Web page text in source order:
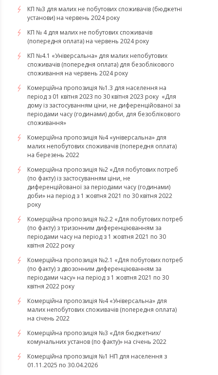
КП №3 для малих не побутових споживачів (бюджетні
установи) на червень 2024 року
КП № 4 для малих не побутових споживачів
(попередня оплата) на червень 2024 року
КП №4.1 «Універсальна» для малих непобутових
споживачів (попередня оплата) для безоблікового
споживання на червень 2024 року
​​​​​​​Комерційна пропозиція №1.3 для населення на
період з 01 квітня 2023 по 30 квітня 2023 року «Для
дому із застосуванням ціни, не диференційованої за
періодами часу (годинами) доби, для безоблікового
споживання»
​​​​​​​Комерційна пропозиція №4 «універсальна» для
малих непобутових споживачів (попередня оплата)
на березень 2022
Комерційна пропозиція №2 «Для побутових потреб
(по факту) із застосуванням ціни, не
диференційованої за періодами часу (годинами)
доби» на період з 1 жовтня 2021 по 30 квітня 2022
року
Комерційна пропозиція №2.2 «Для побутових потреб
(по факту) з тризонним диференціюванням за
періодами часу на період з 1 жовтня 2021 по 30
квітня 2022 року
Комерційна пропозиція №2.1 «Для побутових потреб
(по факту) з двозонним диференціюванням за
періодами часу» на період з 1 жовтня 2021 по 30
квітня 2022 року
Комерційна пропозиція №4 «Універсальна» для
малих непобутових споживачів (попередня оплата)
на січень 2022
Комерційна пропозиція №3 «Для бюджетних/
комунальних установ (по факту)» на січень 2022
Комерційна пропозиція №1 НП для населення з
01.11.2025 по 30.04.2026